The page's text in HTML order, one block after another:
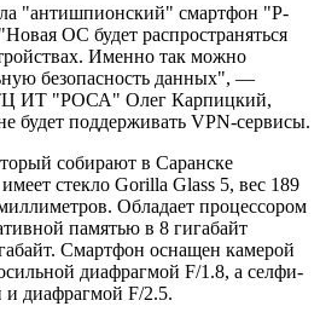
"антишпионский" смартфон "Р-
ОС будет распространяться
Именно так можно
безопасность данных", —
ИТ "РОСА" Олег Карпицкий,
будет поддерживать VPN-сервисы.
собирают в Саранске
стекло Gorilla Glass 5, вес 189
Обладает процессором
памятью в 8 гигабайт
Смартфон оснащен камерой
диафрагмой F/1.8, а селфи-
и диафрагмой F/2.5.